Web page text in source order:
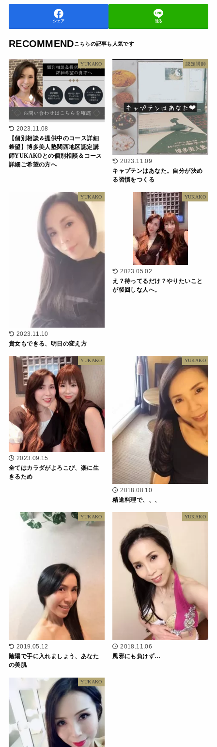
シェア 送る
RECOMMEND
YUKAKO
2023.11.08
【個別相談＆提供中のコース詳細
希望】博多美人塾関西地区認定講
師YUKAKOとの個別相談＆コース
詳細ご希望の方へ
認定講師
2023.11.09
キャプテンはあなた。自分が決め
る習慣をつくる
YUKAKO
2023.11.10
貴女もできる、明日の変え方
YUKAKO
2023.05.02
え？待ってるだけ？やりたいこと
が後回しな人へ。
YUKAKO
2023.09.15
全てはカラダがよろこび、楽に生
きるため
YUKAKO
2018.08.10
精進料理で、、、
YUKAKO
2019.05.12
陰陽で手に入れましょう、あなた
の美肌
YUKAKO
2018.11.06
風邪にも負けず…
YUKAKO